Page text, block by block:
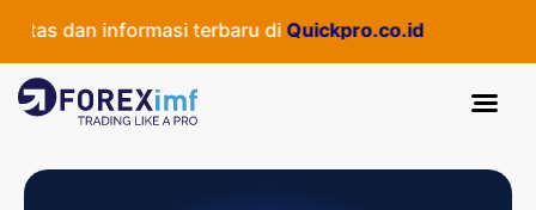
dan informasi terbaru diQuickpro.co.id